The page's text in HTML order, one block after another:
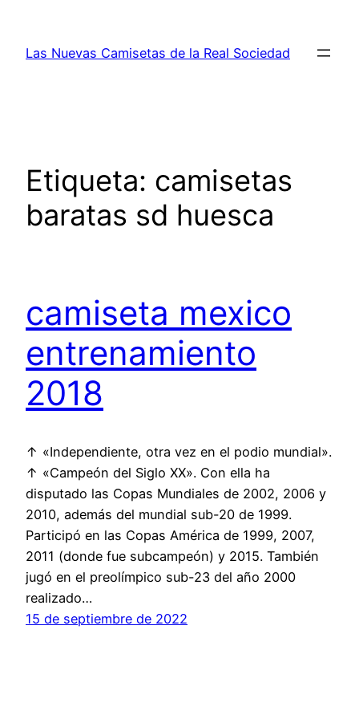
contenido
Las Nuevas Camisetas de la Real Sociedad
Etiqueta: camisetas
baratas sd huesca
camiseta mexico
entrenamiento
2018
↑ «Independiente, otra vez en el podio mundial».
↑ «Campeón del Siglo XX». Con ella ha
disputado las Copas Mundiales de 2002, 2006 y
2010, además del mundial sub-20 de 1999.
Participó en las Copas América de 1999, 2007,
2011 (donde fue subcampeón) y 2015. También
jugó en el preolímpico sub-23 del año 2000
realizado…
15 de septiembre de 2022